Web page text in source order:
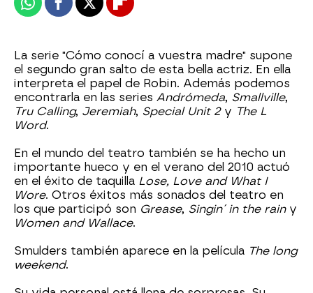
WhatsappFacebook
X Flipboard
La serie "Cómo conocí a vuestra madre" supone
el segundo gran salto de esta bella actriz. En ella
interpreta el papel de Robin. Además podemos
encontrarla en las series Andrómeda, Smallville,
Tru Calling, Jeremiah, Special Unit 2y The L
Word.
En el mundo del teatro también se ha hecho un
importante hueco y en el verano del 2010 actuó
en el éxito de taquilla Lose, Love and What I
Wore. Otros éxitos más sonados del teatro en
los que participó son Grease, Singin´ in the rain y
Women and Wallace.
Smulders también aparece en la película The long
weekend.